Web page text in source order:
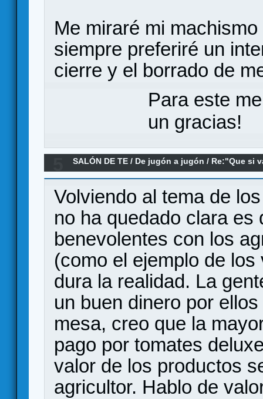
Me miraré mi
siempre preferiré un
cierre y el borrado de
Para este
un gracias!
SALÓN DE TE / De jugón a jugón / Re:"Que si
Volviendo al tema de
no ha quedado clara
benevolentes con los
(como el ejemplo de
dura la realidad. La
un buen dinero por
mesa, creo que la
pago por tomates
valor de los productos
agricultor. Hablo de